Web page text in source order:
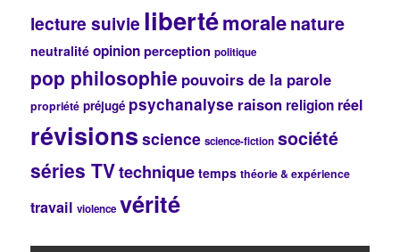
lecture suivie libertémoralenature
neutralité opinionperception politique
pop philosophie pouvoirs de la parole
propriété préjugé psychanalyse raison religion réel
révisions science science-fiction société
séries TVtechnique temps théorie & expérience
travail violence vérité